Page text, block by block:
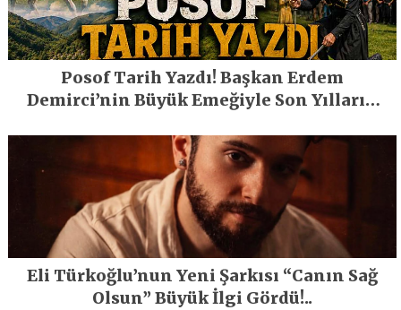
Posof Tarih Yazdı! Başkan Erdem
Demirci’nin Büyük Emeğiyle Son Yılların
Eli Türkoğlu’nun Yeni Şarkısı “Canın Sağ
Olsun” Büyük İlgi Gördü!..